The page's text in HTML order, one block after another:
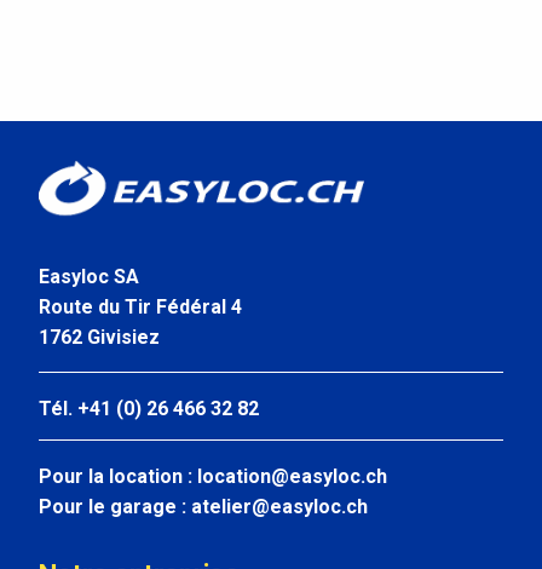
Easyloc SA
Route du Tir Fédéral 4
1762 Givisiez
Tél. +41 (0) 26 466 32 82
Pour la location : location@easyloc.ch
Pour le garage : atelier@easyloc.ch